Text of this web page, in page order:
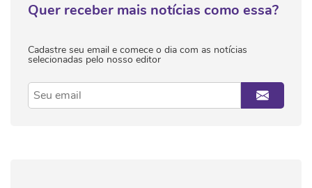
Quer receber mais notícias como essa?
Cadastre seu email e comece o dia com as notícias
selecionadas pelo nosso editor